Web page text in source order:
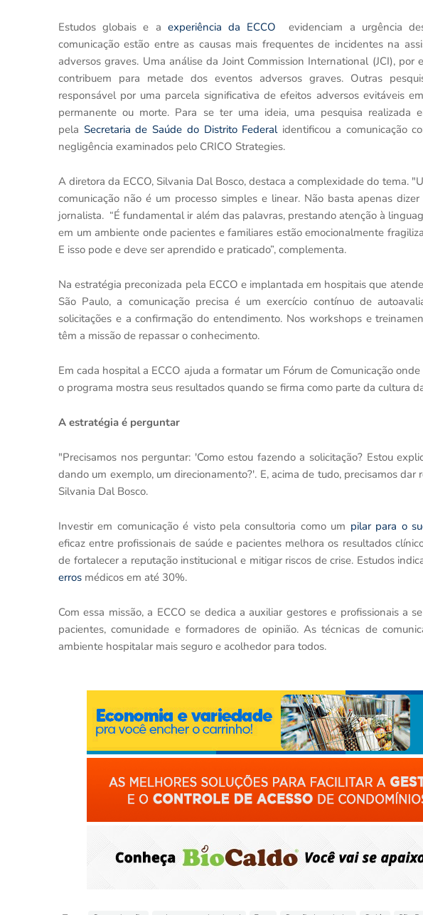
Estudos globais e a experiência da ECCO
evidenciam a urgência
comunicação estão entre as causas mais frequentes de incidentes na
adversos graves. Uma análise da Joint Commission International (JCI),
contribuem para metade dos eventos adversos graves. Outras
responsável por uma parcela significativa de efeitos adversos evitáveis
permanente ou morte. Para se ter uma ideia, uma pesquisa realizada
pela Secretaria de Saúde do Distrito Federalidentificou a comunicação
negligência examinados pelo CRICO Strategies.
A diretora da ECCO, Silvania Dal Bosco, destaca a complexidade do tema.
comunicação não é um processo simples e linear. Não basta apenas
jornalista. “É fundamental ir além das palavras, prestando atenção à
em um ambiente onde pacientes e familiares estão emocionalmente
E isso pode e deve ser aprendido e praticado”, complementa.
Na estratégia preconizada pela ECCO e implantada em hospitais que
São Paulo, a comunicação precisa é um exercício contínuo de
solicitações e a confirmação do entendimento. Nos workshops e
têm a missão de repassar o conhecimento.
Em cada hospital a ECCO ajuda a formatar um Fórum de Comunicação
o programa mostra seus resultados quando se firma como parte da cultura
A estratégia é perguntar
"Precisamos nos perguntar: 'Como estou fazendo a solicitação? Estou
dando um exemplo, um direcionamento?'. E, acima de tudo, precisamos
Silvania Dal Bosco.
Investir em comunicação é visto pela consultoria como um pilar para o
eficaz entre profissionais de saúde e pacientes melhora os resultados
de fortalecer a reputação institucional e mitigar riscos de crise. Estudos
erros médicos em até 30%.
Com essa missão, a ECCO se dedica a auxiliar gestores e profissionais a
pacientes, comunidade e formadores de opinião. As técnicas de
ambiente hospitalar mais seguro e acolhedor para todos.